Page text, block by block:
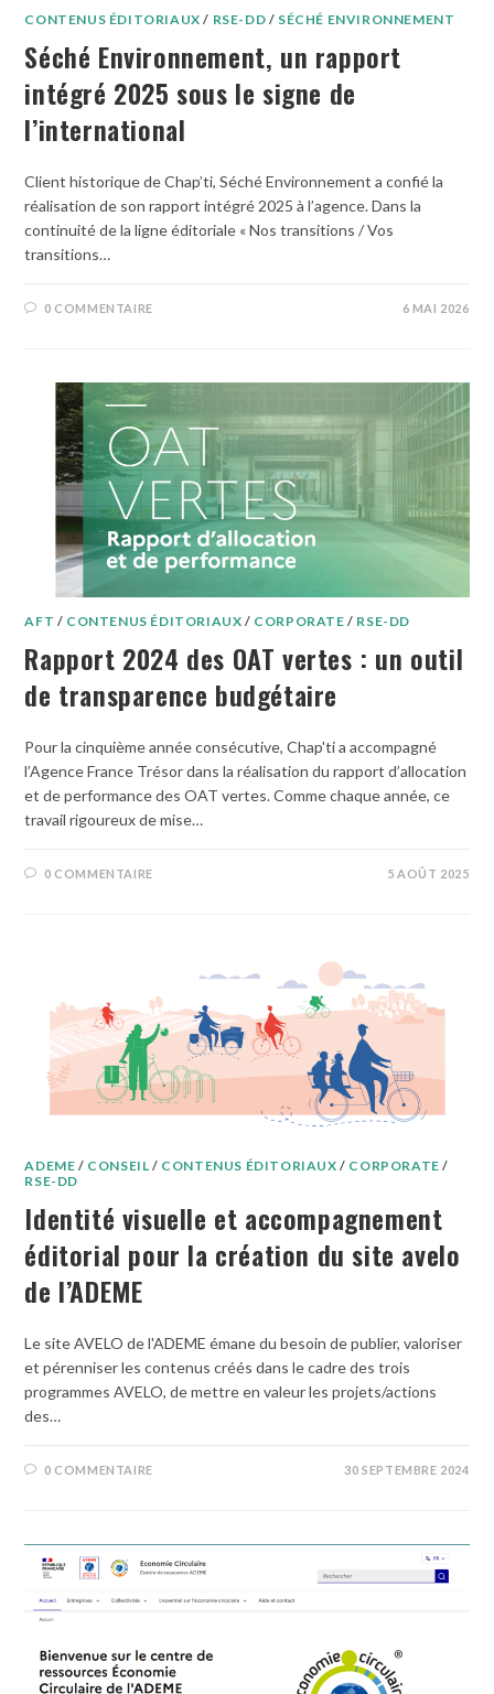
CONTENUS ÉDITORIAUX / RSE-DD / SÉCHÉ ENVIRONNEMENT
Séché Environnement, un rapport
intégré 2025 sous le signe de
l’international
Client historique de Chap’ti, Séché Environnement a confié la
réalisation de son rapport intégré 2025 à l’agence. Dans la
continuité de la ligne éditoriale « Nos transitions / Vos
transitions…
0 COMMENTAIRE 6 MAI 2026
AFT / CONTENUS ÉDITORIAUX / CORPORATE / RSE-DD
Rapport 2024 des OAT vertes : un outil
de transparence budgétaire
Pour la cinquième année consécutive, Chap'ti a accompagné
l’Agence France Trésor dans la réalisation du rapport d’allocation
et de performance des OAT vertes. Comme chaque année, ce
travail rigoureux de mise…
0 COMMENTAIRE 5 AOÛT 2025
ADEME / CONSEIL / CONTENUS ÉDITORIAUX / CORPORATE /
RSE-DD
Identité visuelle et accompagnement
éditorial pour la création du site avelo
de l’ADEME
Le site AVELO de l'ADEME émane du besoin de publier, valoriser
et pérenniser les contenus créés dans le cadre des trois
programmes AVELO, de mettre en valeur les projets/actions
des…
0 COMMENTAIRE 30 SEPTEMBRE 2024